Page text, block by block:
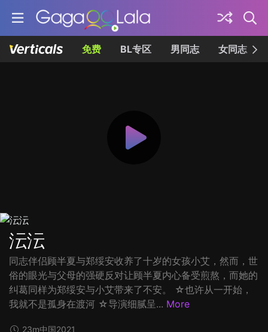
免费 BL专区 男同志 女同志
沄沄
同志伴侣顾半夏与郑绥安收养了十岁的女孩小艾，然而，世
俗的眼光与父母的强硬反对让顾半夏内心备受煎熬，而她的
纠葛同样为郑绥安与小艾带来了不安。 ☆也许从一开始，
我就不是孤身在渡河 ☆导演细腻呈... More
23m中国2021